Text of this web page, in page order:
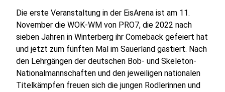
Die erste Veranstaltung in der EisArena ist am 11.
November die WOK-WM von PRO7, die 2022 nach
sieben Jahren in Winterberg ihr Comeback gefeiert hat
und jetzt zum fünften Mal im Sauerland gastiert. Nach
den Lehrgängen der deutschen Bob- und Skeleton-
Nationalmannschaften und den jeweiligen nationalen
Titelkämpfen freuen sich die jungen Rodlerinnen und